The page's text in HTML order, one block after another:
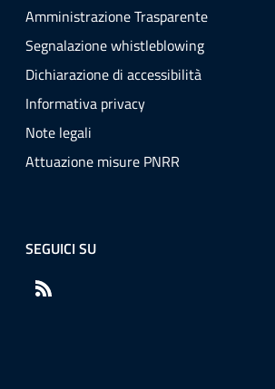
Amministrazione Trasparente
Segnalazione whistleblowing
Dichiarazione di accessibilità
Informativa privacy
Note legali
Attuazione misure PNRR
SEGUICI SU